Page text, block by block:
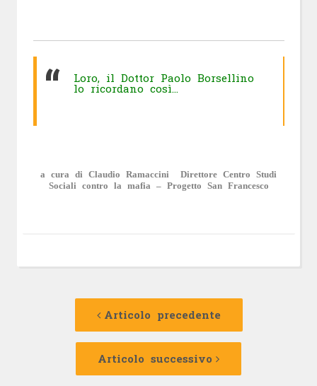
Loro, il Dottor Paolo Borsellino
lo ricordano così…
a cura di Claudio Ramaccini Direttore Centro Studi
Sociali contro la mafia – Progetto San Francesco
Navigazione
Articolo precedente
Articolo
Articolo successivo
Articolo